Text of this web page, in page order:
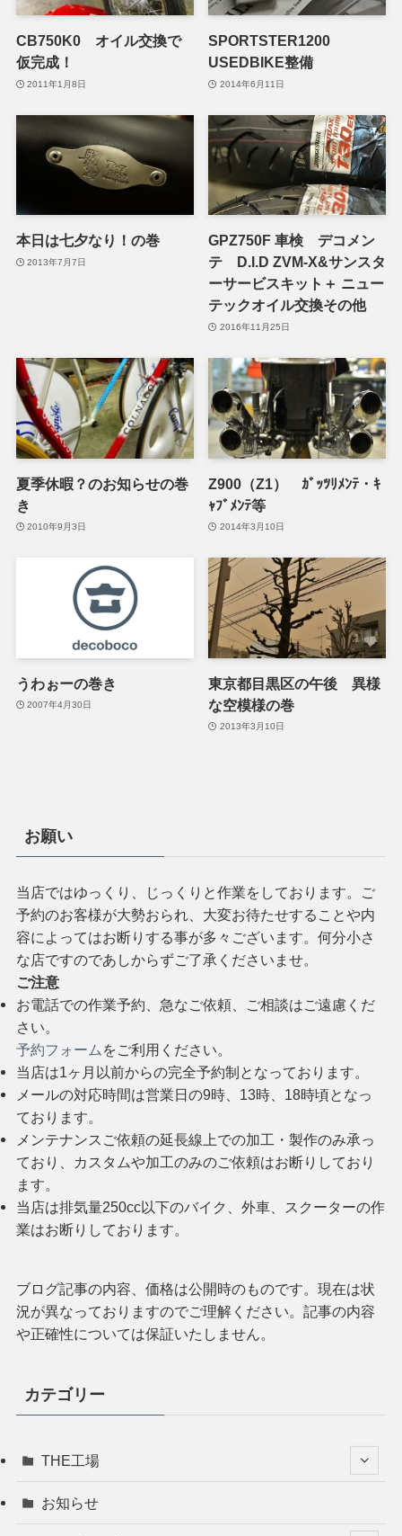
CB750K0 オイル交換で
仮完成！
2011年1月8日
SPORTSTER1200
USEDBIKE整備
2014年6月11日
本日は七夕なり！の巻
2013年7月7日
GPZ750F 車検 デコメン
テ D.I.D ZVM-X&サンスタ
ーサービスキット＋ ニュー
テックオイル交換その他
2016年11月25日
夏季休暇？のお知らせの巻
き
2010年9月3日
Z900（Z1） ｶﾞｯﾂﾘﾒﾝﾃ・ｷ
ｬﾌﾞﾒﾝﾃ等
2014年3月10日
うわぉーの巻き
2007年4月30日
東京都目黒区の午後 異様
な空模様の巻
2013年3月10日
お願い
当店ではゆっくり、じっくりと作業をしております。ご
予約のお客様が大勢おられ、大変お待たせすることや内
容によってはお断りする事が多々ございます。何分小さ
な店ですのであしからずご了承くださいませ。
ご注意
お電話での作業予約、急なご依頼、ご相談はご遠慮くだ
さい。
予約フォーム をご利用ください。
当店は1ヶ月以前からの完全予約制となっております。
メールの対応時間は営業日の9時、13時、18時頃となっ
ております。
メンテナンスご依頼の延長線上での加工・製作のみ承っ
ており、カスタムや加工のみのご依頼はお断りしており
ます。
当店は排気量250cc以下のバイク、外車、スクーターの作
業はお断りしております。
ブログ記事の内容、価格は公開時のものです。現在は状
況が異なっておりますのでご理解ください。記事の内容
や正確性については保証いたしません。
カテゴリー
THE工場
お知らせ